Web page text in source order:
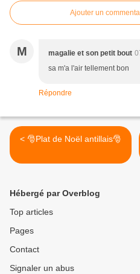
Ajouter un
M magalie et son petit bout
sa m'a l'air tellement bon
Répondre
< 🎅Plat de Noël antillais🎅
Hébergé par Overblog
Top articles
Pages
Contact
Signaler un abus